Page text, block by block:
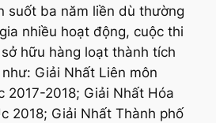
suốt ba năm liền dù thường
nhiều hoạt động, cuộc thi
hữu hàng loạt thành tích
Giải Nhất Liên môn
2017-2018; Giải Nhất Hóa
2018; Giải Nhất Thành phố